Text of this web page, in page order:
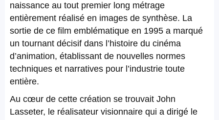
naissance au tout premier long métrage
entièrement réalisé en images de synthèse. La
sortie de ce film emblématique en 1995 a marqué
un tournant décisif dans l’histoire du cinéma
d’animation, établissant de nouvelles normes
techniques et narratives pour l’industrie toute
entière.
Au cœur de cette création se trouvait John
Lasseter, le réalisateur visionnaire qui a dirigé le